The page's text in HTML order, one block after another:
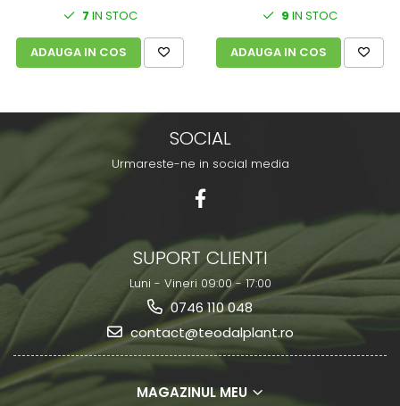
7 IN STOC
ADAUGA IN COS
9 IN STOC
ADAUGA IN COS
SOCIAL
Urmareste-ne in social media
SUPORT CLIENTI
Luni - Vineri 09:00 - 17:00
0746 110 048
contact@teodalplant.ro
MAGAZINUL MEU